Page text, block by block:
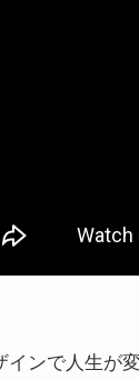
インで人生が